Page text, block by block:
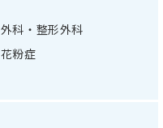
外科・整形外科
花粉症